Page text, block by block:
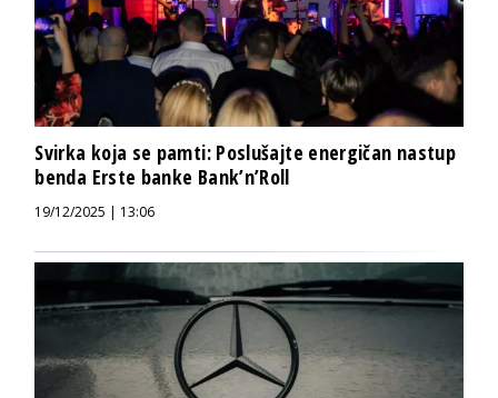
Svirka koja se pamti: Poslušajte energičan nastup
benda Erste banke Bank’n’Roll
19/12/2025 | 13:06